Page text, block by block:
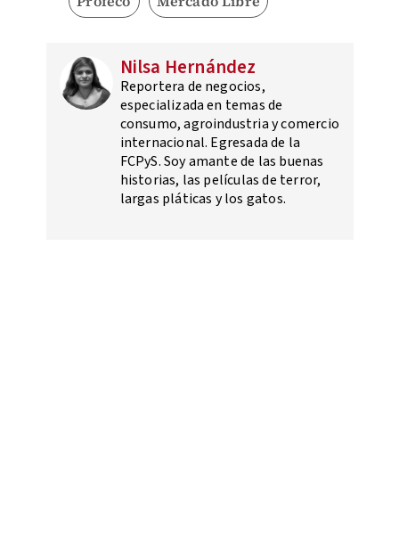
Nilsa Hernández
Reportera de negocios,
especializada en temas de
consumo, agroindustria y comercio
internacional. Egresada de la
FCPyS. Soy amante de las buenas
historias, las películas de terror,
largas pláticas y los gatos.